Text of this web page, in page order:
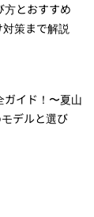
方とおすすめ
策まで解説
ガイド！〜夏山
デルと選び